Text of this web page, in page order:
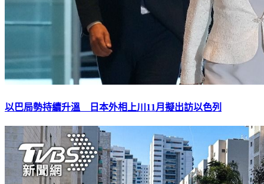
以巴局勢持續升溫 日本外相上川11月擬出訪以色列